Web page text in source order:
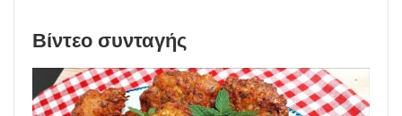
Βίντεο συνταγής